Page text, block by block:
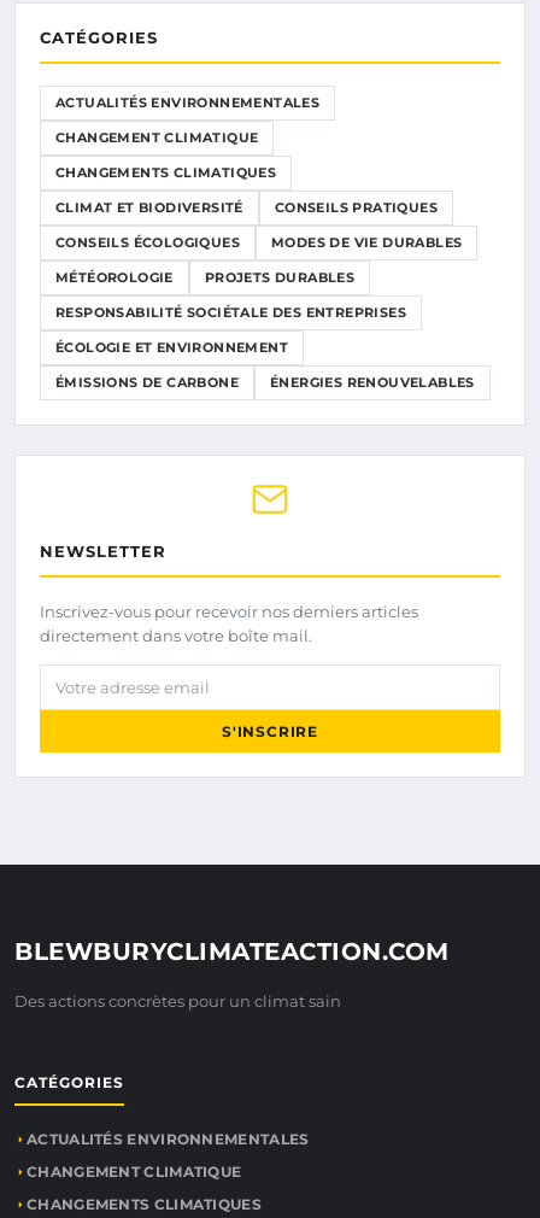
CATÉGORIES
ACTUALITÉS ENVIRONNEMENTALES
CHANGEMENT CLIMATIQUE
CHANGEMENTS CLIMATIQUES
CLIMAT ET BIODIVERSITÉ CONSEILS PRATIQUES
CONSEILS ÉCOLOGIQUES MODES DE VIE DURABLES
MÉTÉOROLOGIE PROJETS DURABLES
RESPONSABILITÉ SOCIÉTALE DES ENTREPRISES
ÉCOLOGIE ET ENVIRONNEMENT
ÉMISSIONS DE CARBONE ÉNERGIES RENOUVELABLES
NEWSLETTER
Inscrivez-vous pour recevoir nos derniers articles
directement dans votre boîte mail.
Votre adresse email
S'INSCRIRE
BLEWBURYCLIMATEACTION.COM
Des actions concrètes pour un climat sain
CATÉGORIES
ACTUALITÉS ENVIRONNEMENTALES
CHANGEMENT CLIMATIQUE
CHANGEMENTS CLIMATIQUES